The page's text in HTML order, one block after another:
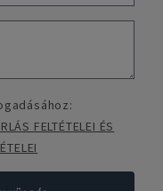
FELTÉTELEI ÉS